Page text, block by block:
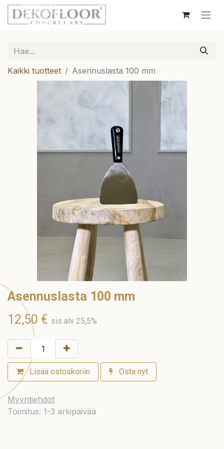
Kaikki tuotteet Asennuslasta 100 mm
Asennuslasta 100 mm
12,50 € sis alv 25,5%
Lisää ostoskoriin Osta nyt
Myyntiehdot
Toimitus: 1-3 arkipäivää